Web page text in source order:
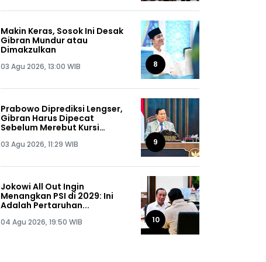
Makin Keras, Sosok Ini Desak
Gibran Mundur atau
Dimakzulkan
03 Agu 2026, 13:00 WIB 8
Prabowo Diprediksi Lengser,
Gibran Harus Dipecat
Sebelum Merebut Kursi
03 Agu 2026, 11:29 WIB 9
Jokowi All Out Ingin
Menangkan PSI di 2029: Ini
Adalah Pertaruhan...
04 Agu 2026, 19:50 WIB 10